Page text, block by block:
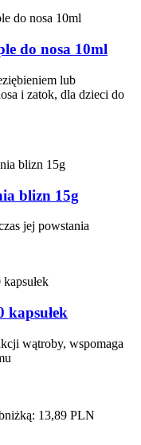
do nosa 10ml
lub
i zatok, dla dzieci do
blizn 15g
jej powstania
wątroby, wspomaga
13,89 PLN